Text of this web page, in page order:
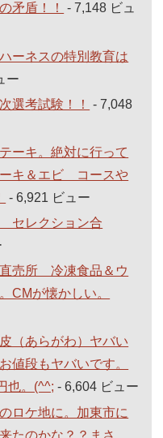
矛盾！！
- 7,148 ビュ
ーネスの特別教育は
ー
選考試験！！
- 7,048
ーキ。絶対に行って
キ＆エビ コースや
- 6,921 ビュー
セレクション合
売所 冷凍食品＆ウ
CMが懐かしい。
（あらがわ）ヤバい
値段もヤバいです。
也。(^^; - 6,604 ビュー
ロケ地に。加東市に
たのかな？？まさ